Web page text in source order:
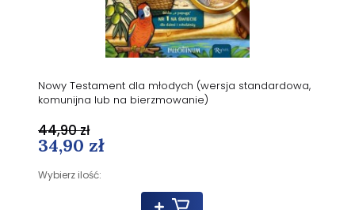
Nowy Testament dla młodych (wersja standardowa,
komunijna lub na bierzmowanie)
34,90 zł
Wybierz ilość:
44,90 zł